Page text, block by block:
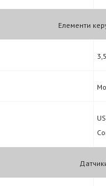
Елементи